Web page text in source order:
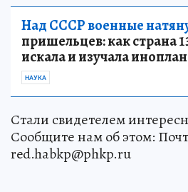
Над СССР военные
пришельцев: как страна
искала и изучала
НАУКА
Стали свидетелем
Сообщите нам об этом:
red.habkp@phkp.ru